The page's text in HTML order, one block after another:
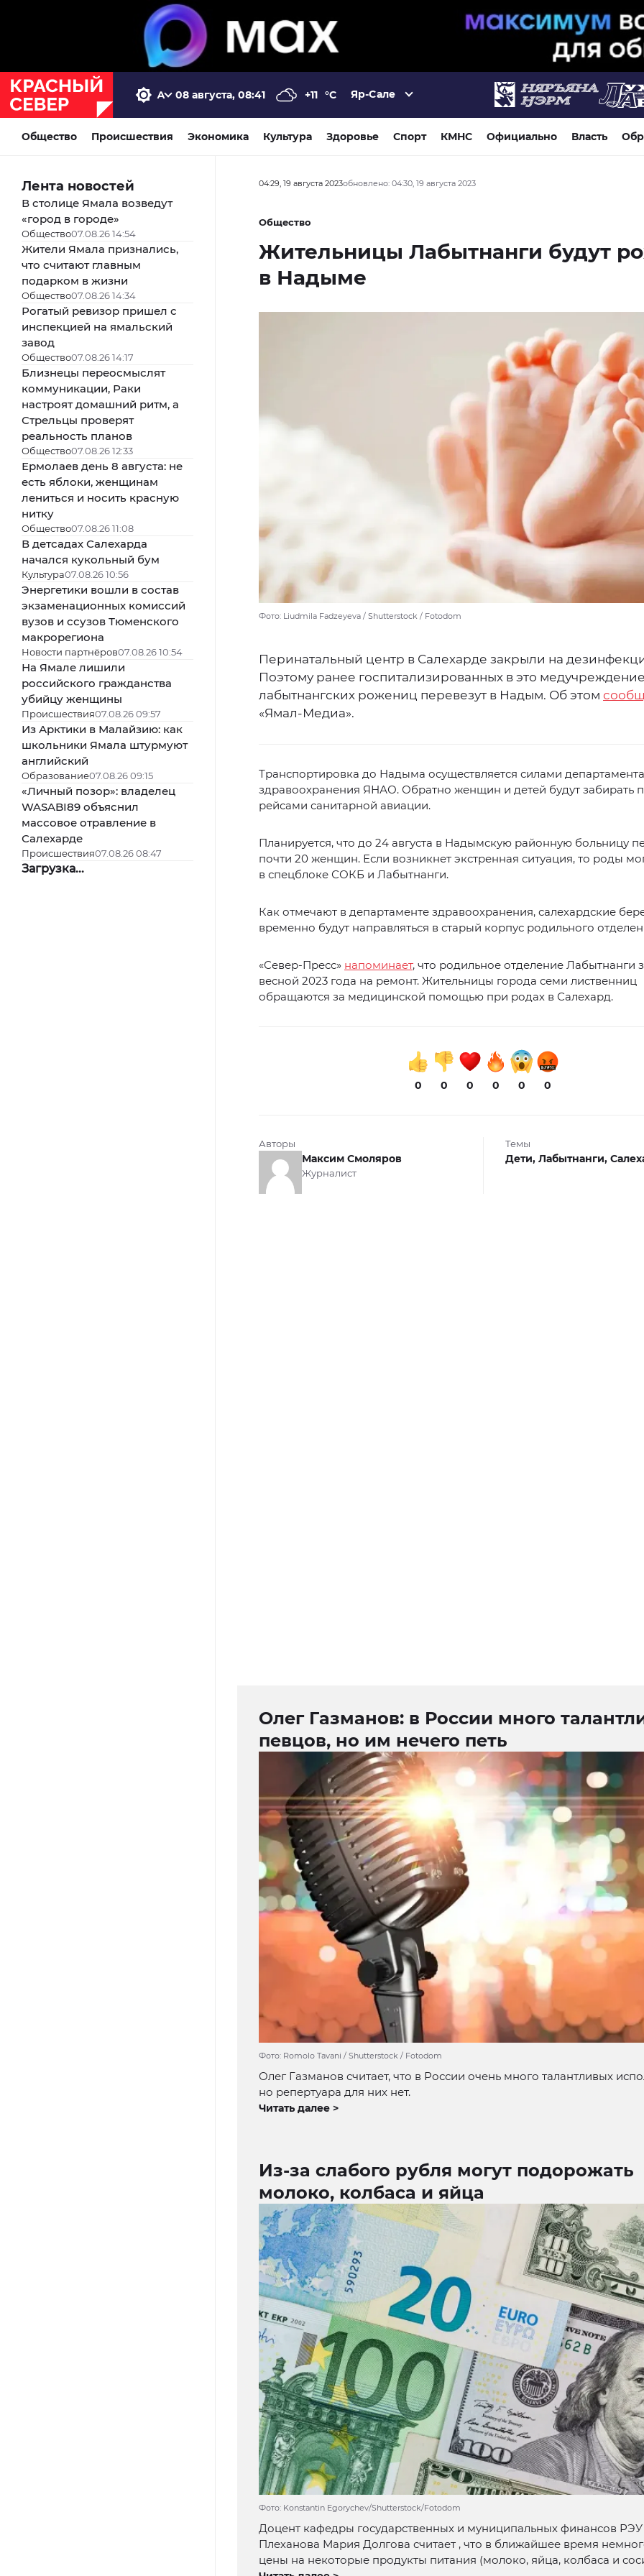
08 августа, 08:41 +11 °C Яр-Сале
Общество Происшествия Экономика Культура Здоровье Спорт КМНС Официально Власть
Лента новостей
В столице Ямала возведут
«город в городе»
Общество07.08.26 14:54
Жители Ямала признались,
что считают главным
подарком в жизни
Общество07.08.26 14:34
Рогатый ревизор пришел с
инспекцией на ямальский
завод
Общество07.08.26 14:17
Близнецы переосмыслят
коммуникации, Раки
настроят домашний ритм, а
Стрельцы проверят
реальность планов
Общество07.08.26 12:33
Ермолаев день 8 августа: не
есть яблоки, женщинам
лениться и носить красную
нитку
Общество07.08.26 11:08
В детсадах Салехарда
начался кукольный бум
Культура07.08.26 10:56
Энергетики вошли в состав
экзаменационных комиссий
вузов и ссузов Тюменского
макрорегиона
Новости партнёров07.08.26 10:54
На Ямале лишили
российского гражданства
убийцу женщины
Происшествия07.08.26 09:57
Из Арктики в Малайзию: как
школьники Ямала штурмуют
английский
Образование07.08.26 09:15
«Личный позор»: владелец
WASABI89 объяснил
массовое отравление в
Салехарде
Происшествия07.08.26 08:47
Загрузка...
04:29, 19 августа 2023обновлено: 04:30, 19 августа 2023
Общество
Жительницы Лабытнанги будут
в Надыме
Фото: Liudmila Fadzeyeva / Shutterstock / Fotodom
Перинатальный центр в Салехарде закрыли на
Поэтому ранее госпитализированных в это
лабытнангских рожениц перевезут в Надым. Об этом
«Ямал-Медиа».
Транспортировка до Надыма осуществляется силами департамента
здравоохранения ЯНАО. Обратно женщин и детей будут забирать
рейсами санитарной авиации.
Планируется, что до 24 августа в Надымскую районную больницу
почти 20 женщин. Если возникнет экстренная ситуация, то роды
в спецблоке СОКБ и Лабытнанги.
Как отмечают в департаменте здравоохранения, салехардские
временно будут направляться в старый корпус родильного
«Север-Пресс» напоминает, что родильное отделение Лабытнанги
весной 2023 года на ремонт. Жительницы города семи лиственниц
обращаются за медицинской помощью при родах в Салехард.
0 0 0 0 0 0
Авторы
Максим Смоляров
Журналист
Темы
Дети, Лабытнанги,
Олег Газманов: в России много
певцов, но им нечего петь
Фото: Romolo Tavani / Shutterstock / Fotodom
Олег Газманов считает, что в России очень много талантливых
но репертуара для них нет.
Читать далее >
Из-за слабого рубля могут подорожать
молоко, колбаса и яйца
Фото: Konstantin Egorychev/Shutterstock/Fotodom
Доцент кафедры государственных и муниципальных финансов РЭУ
Плеханова Мария Долгова считает , что в ближайшее время
цены на некоторые продукты питания (молоко, яйца, колбаса и